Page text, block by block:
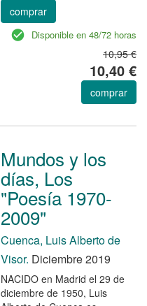
comprar
Disponible en 48/72 horas
10,95 €
10,40 €
comprar
Mundos y los
días, Los
"Poesía 1970-
2009"
Cuenca, Luis Alberto de
Visor. Diciembre 2019
NACIDO en Madrid el 29 de
diciembre de 1950, Luis